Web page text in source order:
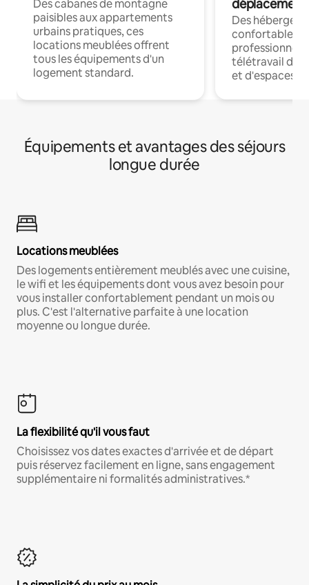
Des cabanes de montagne
paisibles aux appartements
urbains pratiques, ces
locations meublées offrent
tous les équipements d'un
logement standard.
déplacement
Des
confortables
professionnels
télétravail
et d'espaces
Équipements et avantages des séjours
longue durée
Locations meublées
Des logements entièrement meublés avec une cuisine,
le wifi et les équipements dont vous avez besoin pour
vous installer confortablement pendant un mois ou
plus. C'est l'alternative parfaite à une location
moyenne ou longue durée.
La flexibilité qu'il vous faut
Choisissez vos dates exactes d'arrivée et de départ
puis réservez facilement en ligne, sans engagement
supplémentaire ni formalités administratives.*